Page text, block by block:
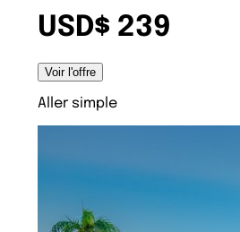
USD$ 239
Voir l'offre
Aller simple